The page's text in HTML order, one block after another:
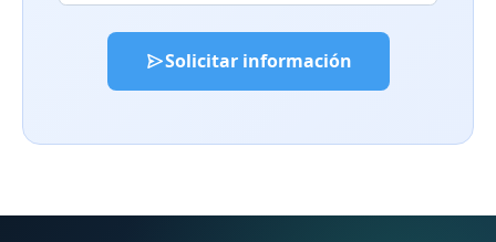
Solicitar información